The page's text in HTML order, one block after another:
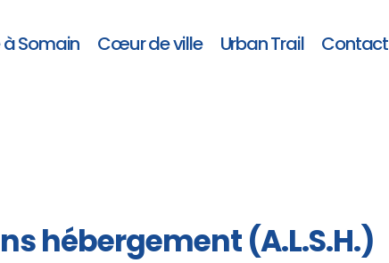
à Somain Cœur de ville Urban Trail Contact
hébergement (A.L.S.H.)